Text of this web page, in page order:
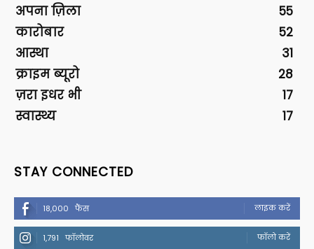
अपना ज़िला
55
कारोबार
52
आस्था
31
क्राइम ब्यूरो
28
ज़रा इधर भी
17
स्वास्थ्य
17
STAY CONNECTED
18,000 फैंस लाइक करें
1,791 फॉलोवर फॉलो करें